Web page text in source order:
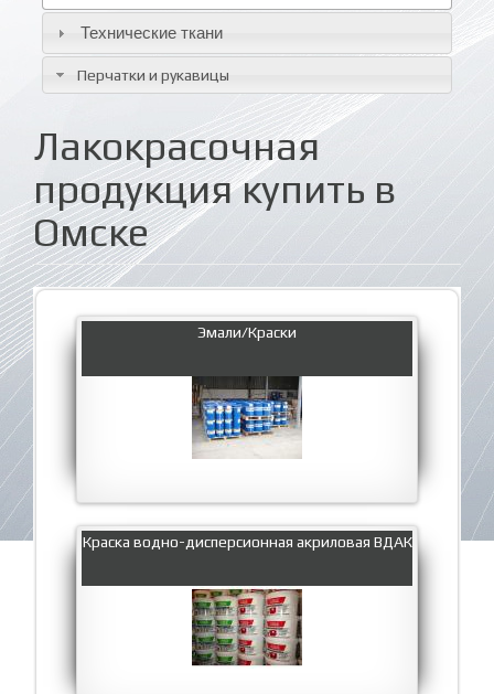
Технические ткани
Перчатки и рукавицы
Лакокрасочная
продукция купить в
Омске
Эмали/Краски
Краска водно-дисперсионная акриловая ВДАК